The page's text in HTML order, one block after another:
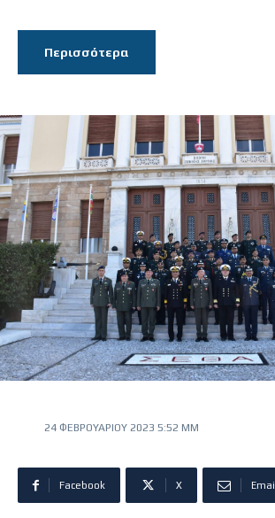
Περισσότερα
24 ΦΕΒΡΟΥΑΡΊΟΥ 2023 5:52 ΜΜ
Facebook X Email